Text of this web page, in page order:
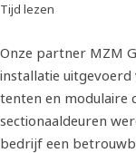
Tijd lezen
Onze partner MZM
installatie
tenten en modulaire
sectionaaldeuren
bedrijf een